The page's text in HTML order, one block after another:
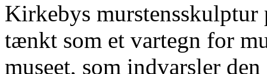
Kirkebys
tænkt som et vartegn for
museet, som indvarsler